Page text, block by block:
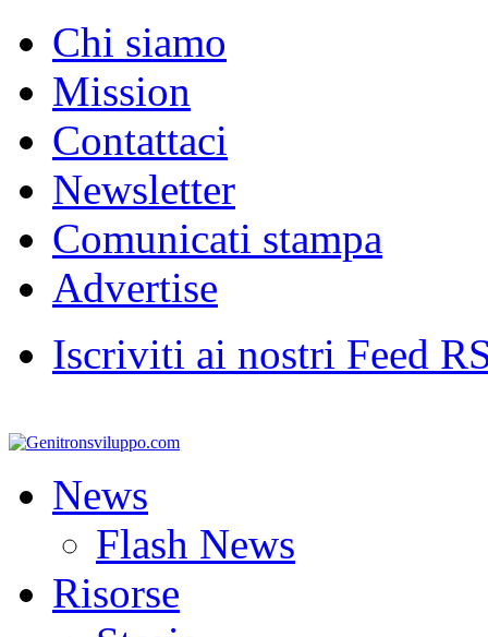
Chi siamo
Mission
Contattaci
Newsletter
Comunicati stampa
Advertise
Iscriviti ai nostri Feed
News
Flash News
Risorse